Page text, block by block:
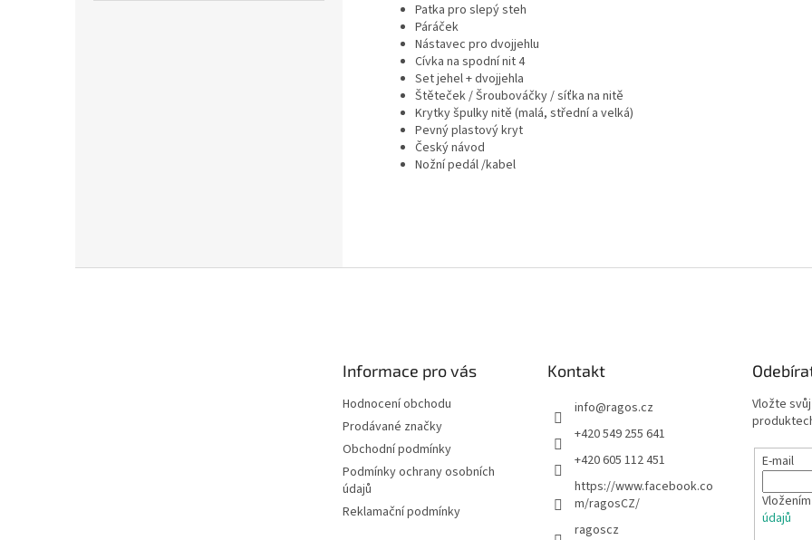
Patka pro slepý steh
Páráček
Nástavec pro dvojjehlu
Cívka na spodní nit 4
Set jehel + dvojjehla
Štěteček / Šroubováčky / síťka na nitě
Krytky špulky nitě (malá, střední a velká)
Pevný plastový kryt
Český návod
Nožní pedál /kabel
Informace pro vás
Hodnocení obchodu
Prodávané značky
Obchodní podmínky
Podmínky ochrany osobních
údajů
Reklamační podmínky
Kontakt
info@ragos.cz
+420 549 255 641
+420 605 112 451
https://www.facebook.co
m/ragosCZ/
ragoscz
Vložte
E-mail
údajů